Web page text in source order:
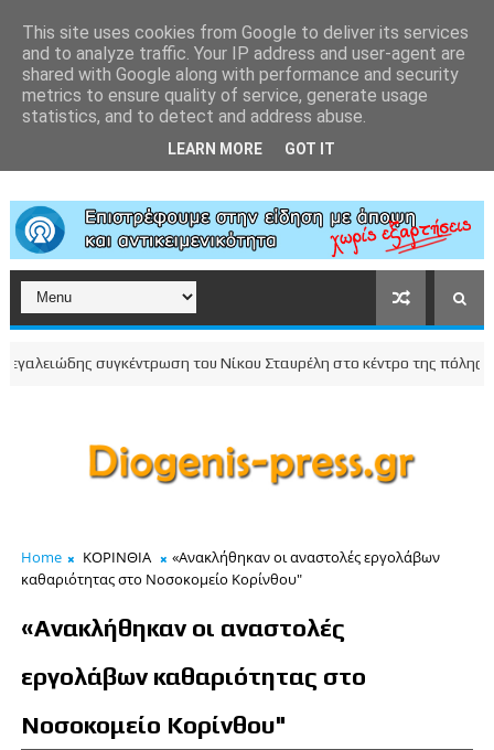
συγκέντρωση του Νίκου Σταυρέλη στο κέντρο της πόλης!
Home ΚΟΡΙΝΘΙΑ
«Ανακλήθηκαν οι αναστολές εργολάβων
καθαριότητας στο Νοσοκομείο Κορίνθου"
«Ανακλήθηκαν οι αναστολές
εργολάβων καθαριότητας στο
Νοσοκομείο Κορίνθου"
This site uses cookies from Google to deliver its services
and to analyze traffic. Your IP address and user-agent are
shared with Google along with performance and security
metrics to ensure quality of service, generate usage
statistics, and to detect and address abuse.
LEARN MORE GOT IT